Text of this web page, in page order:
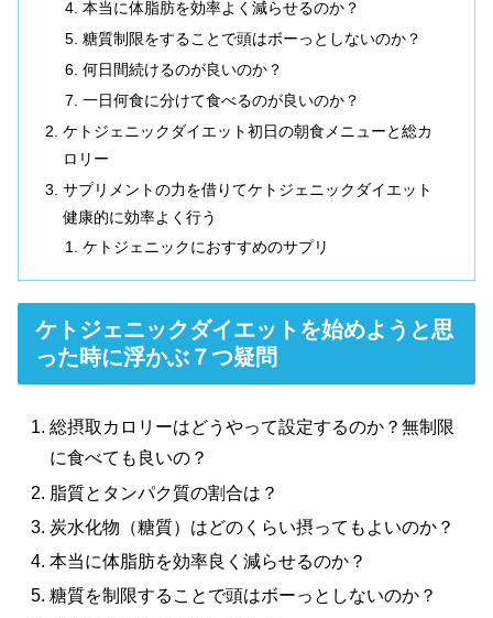
本当に体脂肪を効率よく減らせるのか？
糖質制限をすることで頭はボーっとしないのか？
何日間続けるのが良いのか？
一日何食に分けて食べるのが良いのか？
ケトジェニックダイエット初日の朝食メニューと総カ
ロリー
サプリメントの力を借りてケトジェニックダイエット
健康的に効率よく行う
ケトジェニックにおすすめのサプリ
ケトジェニックダイエットを始めようと思
った時に浮かぶ７つ疑問
総摂取カロリーはどうやって設定するのか？無制限
に食べても良いの？
脂質とタンパク質の割合は？
炭水化物（糖質）はどのくらい摂ってもよいのか？
本当に体脂肪を効率良く減らせるのか？
糖質を制限することで頭はボーっとしないのか？